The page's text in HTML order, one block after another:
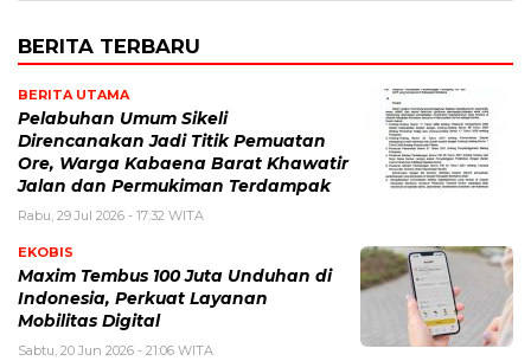
BERITA TERBARU
BERITA UTAMA
Pelabuhan Umum Sikeli
Direncanakan Jadi Titik Pemuatan
Ore, Warga Kabaena Barat Khawatir
Jalan dan Permukiman Terdampak
Rabu, 29 Jul 2026 - 17:32 WITA
EKOBIS
Maxim Tembus 100 Juta Unduhan di
Indonesia, Perkuat Layanan
Mobilitas Digital
Sabtu, 20 Jun 2026 - 21:06 WITA